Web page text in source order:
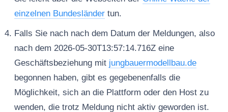
einzelnen Bundesländertun.
Falls Sie nach nach dem Datum der Meldungen, also
nach dem 2026-05-30T13:57:14.716Z eine
Geschäftsbeziehung mit jungbauermodellbau.de
begonnen haben, gibt es gegebenenfalls die
Möglichkeit, sich an die Plattform oder den Host zu
wenden, die trotz Meldung nicht aktiv geworden ist.